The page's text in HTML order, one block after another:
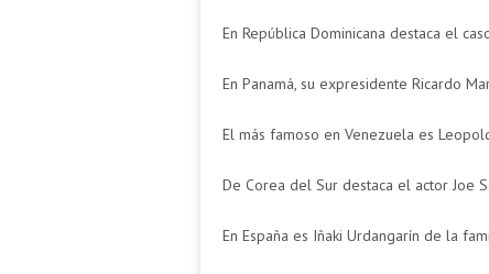
En República Dominicana destaca el
En Panamá, su expresidente Ricardo
El más famoso en Venezuela es
De Corea del Sur destaca el actor Joe
En España es Iñaki Urdangarín de la